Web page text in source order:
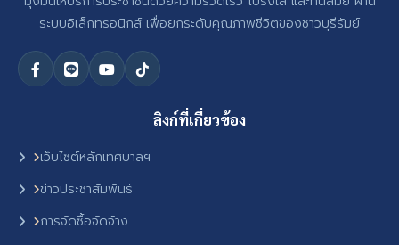
ระบบอิเล็กทรอนิกส์ เพื่อยกระดับคุณภาพชีวิตของชาวบุรีรัมย์
ลิงก์ที่เกี่ยวข้อง
เว็บไซต์หลักเทศบาลฯ
ข่าวประชาสัมพันธ์
การจัดซื้อจัดจ้าง